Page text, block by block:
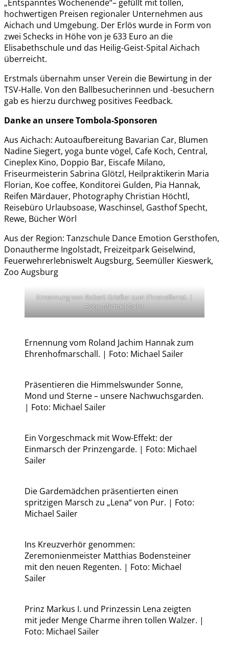
„Entspanntes Wochenende“– gefüllt mit tollen,
hochwertigen Preisen regionaler Unternehmen aus
Aichach und Umgebung. Der Erlös wurde in Form von
zwei Schecks in Höhe von je 633 Euro an die
Elisabethschule und das Heilig-Geist-Spital Aichach
überreicht.
Erstmals übernahm unser Verein die Bewirtung in der
TSV-Halle. Von den Ballbesucherinnen und -besuchern
gab es hierzu durchweg positives Feedback.
Danke an unsere Tombola-Sponsoren
Aus Aichach: Autoaufbereitung Bavarian Car, Blumen
Nadine Siegert, yoga bunte vögel, Cafe Koch, Central,
Cineplex Kino, Doppio Bar, Eiscafe Milano,
Friseurmeisterin Sabrina Glötzl, Heilpraktikerin Maria
Florian, Koe coffee, Konditorei Gulden, Pia Hannak,
Reifen Märdauer, Photography Christian Höchtl,
Reisebüro Urlaubsoase, Waschinsel, Gasthof Specht,
Rewe, Bücher Wörl
Aus der Region: Tanzschule Dance Emotion Gersthofen,
Donautherme Ingolstadt, Freizeitpark Geiselwind,
Feuerwehrerlebniswelt Augsburg, Seemüller Kieswerk,
Zoo Augsburg
Ernennung von Robert Grießer zum Ehrenelferrat. |
Foto: Michael Sailer
Ernennung vom Roland Jachim Hannak zum
Ehrenhofmarschall. | Foto: Michael Sailer
Präsentieren die Himmelswunder Sonne,
Mond und Sterne – unsere Nachwuchsgarden.
| Foto: Michael Sailer
Ein Vorgeschmack mit Wow-Effekt: der
Einmarsch der Prinzengarde. | Foto: Michael
Sailer
Die Gardemädchen präsentierten einen
spritzigen Marsch zu „Lena“ von Pur. | Foto:
Michael Sailer
Ins Kreuzverhör genommen:
Zeremonienmeister Matthias Bodensteiner
mit den neuen Regenten. | Foto: Michael
Sailer
Prinz Markus I. und Prinzessin Lena zeigten
mit jeder Menge Charme ihren tollen Walzer. |
Foto: Michael Sailer